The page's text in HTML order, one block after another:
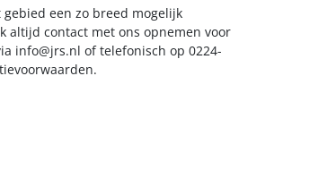
een zo breed mogelijk
altijd contact met ons opnemen voor
info@jrs.nl of telefonisch op 0224-